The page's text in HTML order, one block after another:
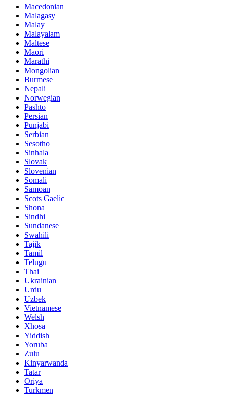
Macedonian
Malagasy
Malay
Malayalam
Maltese
Maori
Marathi
Mongolian
Burmese
Nepali
Norwegian
Pashto
Persian
Punjabi
Serbian
Sesotho
Sinhala
Slovak
Slovenian
Somali
Samoan
Scots Gaelic
Shona
Sindhi
Sundanese
Swahili
Tajik
Tamil
Telugu
Thai
Ukrainian
Urdu
Uzbek
Vietnamese
Welsh
Xhosa
Yiddish
Yoruba
Zulu
Kinyarwanda
Tatar
Oriya
Turkmen